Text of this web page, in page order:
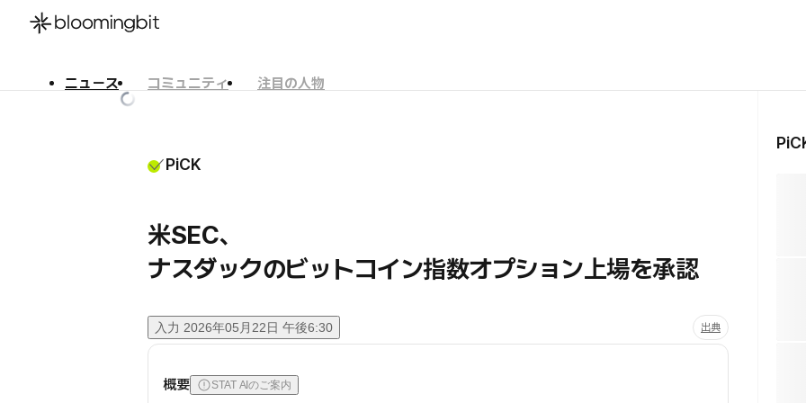
ニュース コミュニティ
注目の人物
PiCK
米SEC、
ナスダックのビットコイン指数オプション上場を承認
入力 2026年05月22日 午後6:30 出典
概要 STAT AIのご案内